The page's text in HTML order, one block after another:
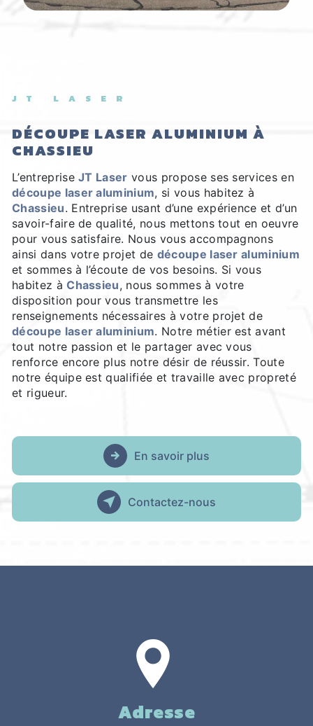
JT LASER
DÉCOUPE LASER ALUMINIUM À
CHASSIEU
L’entrepriseJT Laser vous propose ses services en
découpe laser aluminium, si vous habitez à
Chassieu. Entreprise usant d’une expérience et d’un
savoir-faire de qualité, nous mettons tout en oeuvre
pour vous satisfaire. Nous vous accompagnons
ainsi dans votre projet de découpe laser aluminium
et sommes à l’écoute de vos besoins. Si vous
habitez àChassieu, nous sommes à votre
disposition pour vous transmettre les
renseignements nécessaires à votre projet de
découpe laser aluminium. Notre métier est avant
tout notre passion et le partager avec vous
renforce encore plus notre désir de réussir. Toute
notre équipe est qualifiée et travaille avec propreté
et rigueur.
En savoir plus
Contactez-nous
Adresse